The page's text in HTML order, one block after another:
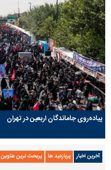
پیاده‌روی جاماندگان اربعین در تهران
آخرین اخبار پربازدید ها پربحث ترین عناوین